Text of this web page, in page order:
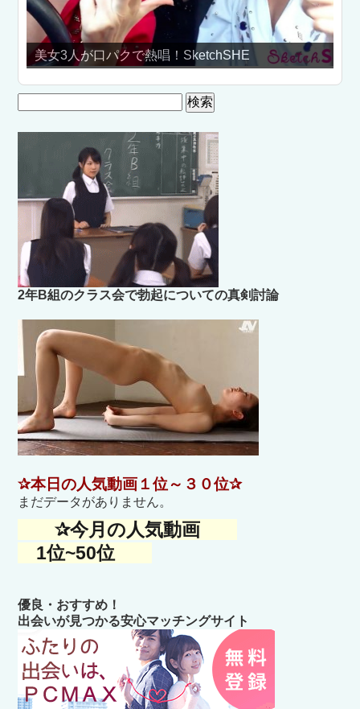
で熱唱！SketchSHE 【江頭２：５０】エレ
索:
2年B組のクラス会で勃起についての真剣討論
✰本日の人気動画１位～３０位✰
まだデータがありません。
✰今月の人気動画
1位~50位
優良・おすすめ！
出会いが見つかる安心マッチングサイト